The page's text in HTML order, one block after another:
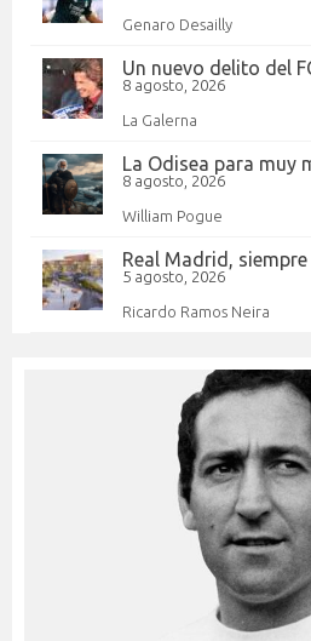
Genaro Desailly
Un nuevo delito del
8 agosto, 2026
La Galerna
La Odisea para muy
8 agosto, 2026
William Pogue
Real Madrid,
5 agosto, 2026
Ricardo Ramos Neira